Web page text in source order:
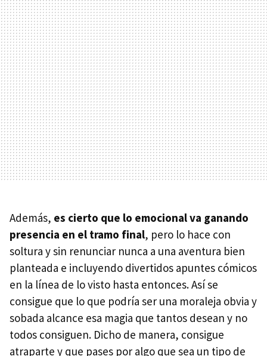
Además, es cierto que lo emocional va ganando
presencia en el tramo final, pero lo hace con
soltura y sin renunciar nunca a una aventura bien
planteada e incluyendo divertidos apuntes cómicos
en la línea de lo visto hasta entonces. Así se
consigue que lo que podría ser una moraleja obvia y
sobada alcance esa magia que tantos desean y no
todos consiguen. Dicho de manera, consigue
atraparte y que pases por algo que sea un tipo de